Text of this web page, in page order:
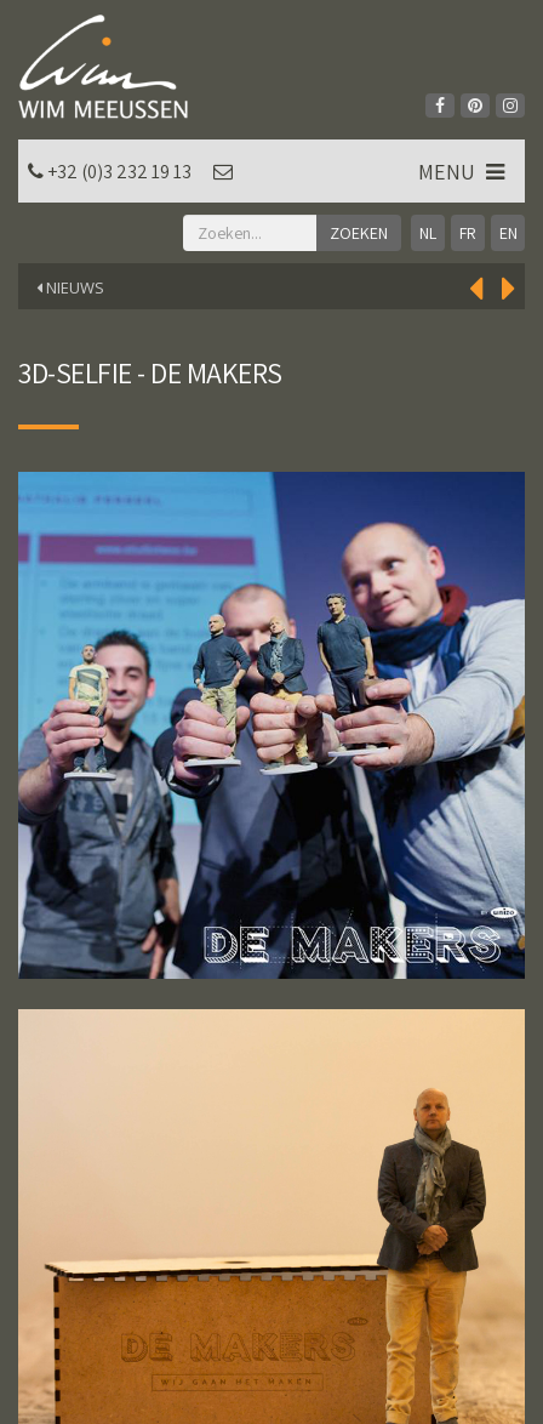
NL FR EN
+32 (0)3 232 19 13 MENU
NIEUWS
3D-SELFIE - DE MAKERS